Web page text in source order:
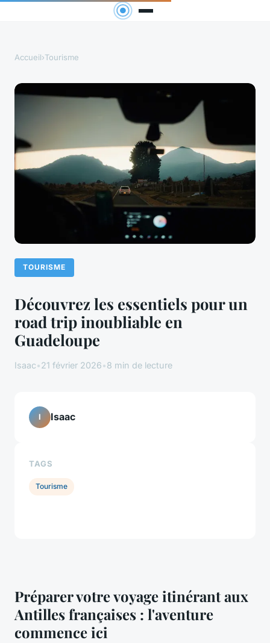
Accueil›Tourisme
TOURISME
Découvrez les essentiels pour un
road trip inoubliable en
Guadeloupe
Isaac•21 février 2026•8 min de lecture
Préparer votre voyage itinérant aux
Antilles françaises : l'aventure
commence ici
I Isaac
TAGS
Tourisme